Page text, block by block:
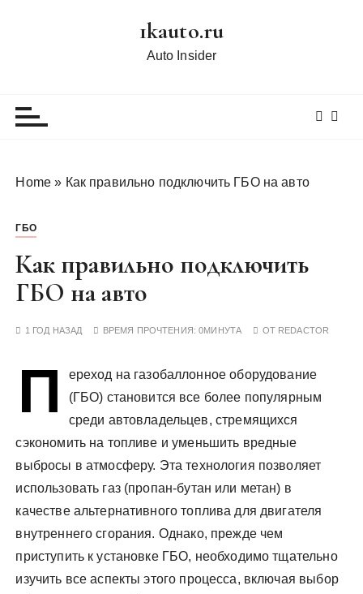
1kauto.ru
Auto Insider
Home » Как правильно подключить ГБО на авто
ГБО
Как правильно подключить
ГБО на авто
1 ГОД НАЗАД ВРЕМЯ ПРОЧТЕНИЯ:0МИНУТА ОТ REDACTOR
П
ереход на газобаллонное оборудование
(ГБО) становится все более популярным
среди автовладельцев, стремящихся
сэкономить на топливе и уменьшить вредные
выбросы в атмосферу. Эта технология позволяет
использовать газ (пропан-бутан или метан) в
качестве альтернативного топлива для двигателя
внутреннего сгорания. Однако, прежде чем
приступить к установке ГБО, необходимо тщательно
изучить все аспекты этого процесса, включая выбор